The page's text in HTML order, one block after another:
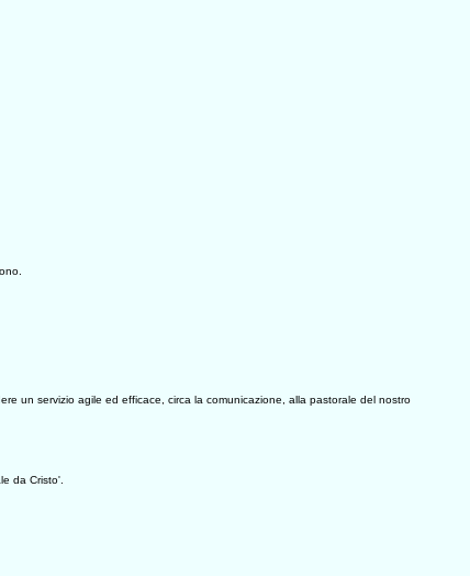
un servizio agile ed efficace, circa la comunicazione, alla pastorale del nostro
da Cristo'.